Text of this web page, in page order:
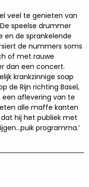
veel te genieten van
speelse drummer
en de sprankelende
de nummers soms
of met rauwe
dan een concert.
krankzinnige soap
de Rijn richting Basel,
aflevering van te
alle maffe kanten
hij het publiek met
programma.’